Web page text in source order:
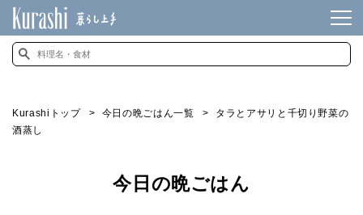
Kurashiトップ 今日の晩ごはん一覧
タラとアサリと千切り野菜の
酒蒸し
今日の晩ごはん